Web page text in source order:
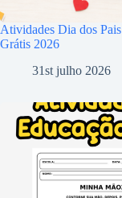
Atividades Dia dos
Grátis 2026
31st julho 2026